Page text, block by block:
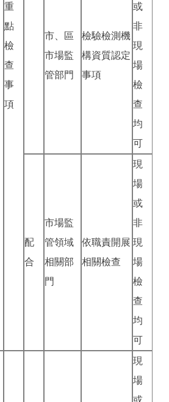
重
點
檢
查
事
項
市、區
市場監
管部門
檢驗檢測機
構資質認定
事項
或
非
現
場
檢
查
均
可
配
合
市場監
管領域
相關部
門
依職責開展
相關檢查
現
場
或
非
現
場
檢
查
均
可
現
場
或